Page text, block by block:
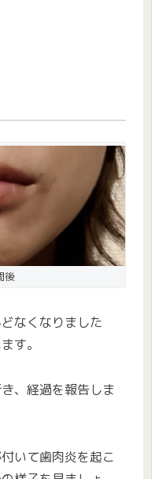
後
なくなりました
す。
、経過を報告しま
いて歯肉炎を起こ